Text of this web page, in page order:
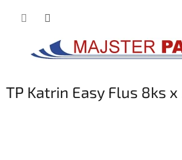
TP Katrin Easy Flus 8ks